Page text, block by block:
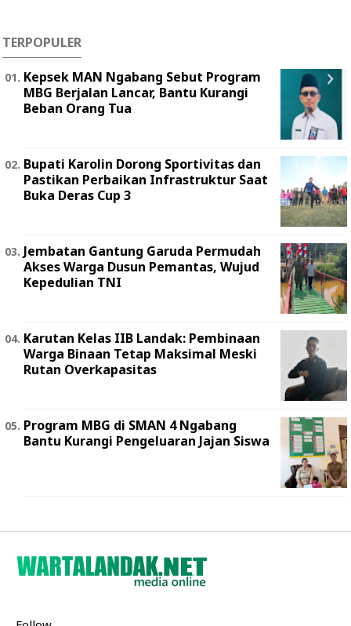
TERPOPULER
Kepsek MAN Ngabang Sebut Program
MBG Berjalan Lancar, Bantu Kurangi
Beban Orang Tua
Bupati Karolin Dorong Sportivitas dan
Pastikan Perbaikan Infrastruktur Saat
Buka Deras Cup 3
Jembatan Gantung Garuda Permudah
Akses Warga Dusun Pemantas, Wujud
Kepedulian TNI
Karutan Kelas IIB Landak: Pembinaan
Warga Binaan Tetap Maksimal Meski
Rutan Overkapasitas
Program MBG di SMAN 4 Ngabang
Bantu Kurangi Pengeluaran Jajan Siswa